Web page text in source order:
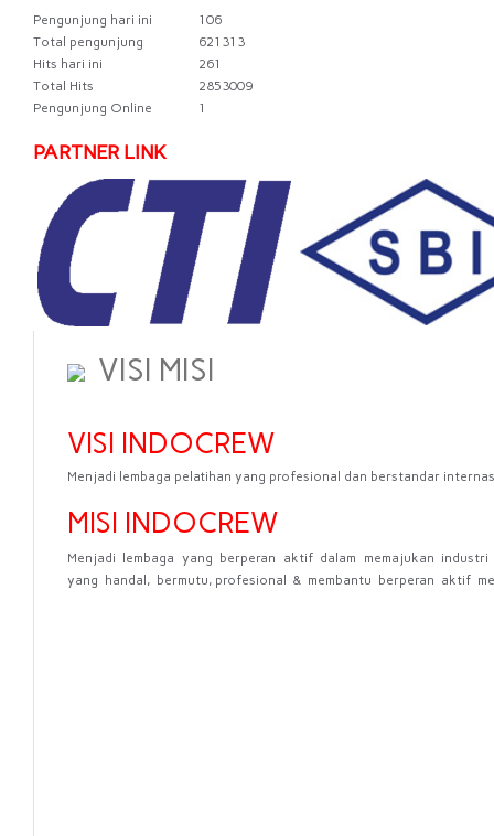
Pengunjung hari ini
106
Total pengunjung
621313
Hits hari ini
261
Total Hits
2853009
Pengunjung Online
1
PARTNER LINK
VISI MISI
VISI INDOCREW
Menjadi lembaga pelatihan yang profesional dan berstandar
MISI INDOCREW
Menjadi lembaga yang berperan aktif dalam memajukan industri
yang
handal, bermutu, profesional & membantu berperan aktif